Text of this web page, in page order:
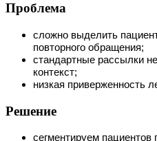
Проблема
сложно выделить
повторного обращения;
стандартные рассылки
контекст;
низкая приверженность
Решение
сегментируем пациентов